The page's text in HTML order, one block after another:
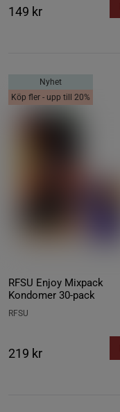
149 kr
Nyhet
Köp fler - upp till 20%
RFSU Enjoy Mixpack
Kondomer 30-pack
RFSU
219 kr